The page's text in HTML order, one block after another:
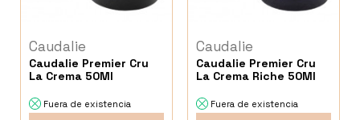
Caudalie
Caudalie Premier Cru
La Crema 50Ml
Fuera de existencia
Caudalie
Caudalie Premier Cru
La Crema Riche 50Ml
Fuera de existencia